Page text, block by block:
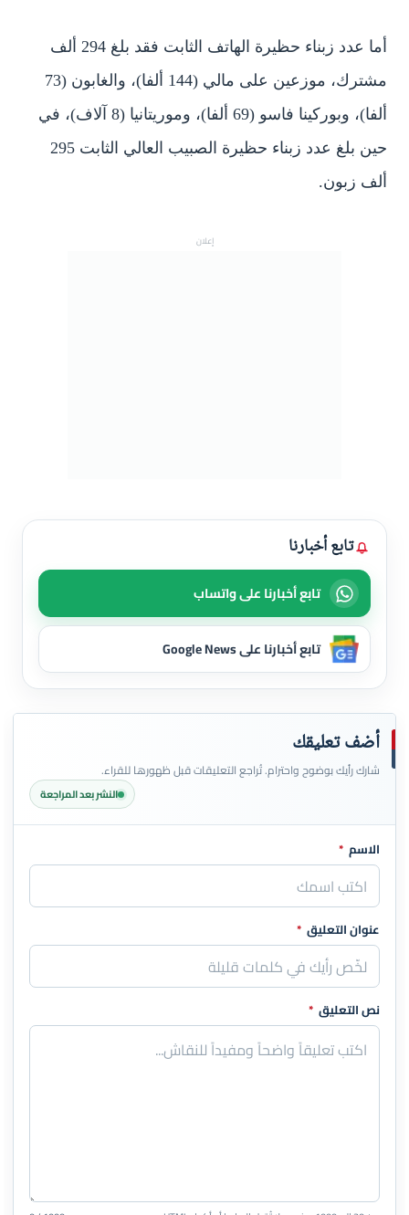
أما عدد زبناء حظيرة الهاتف الثابت فقد بلغ 294 ألف
مشترك، موزعين على مالي (144 ألفا)، والغابون (73
ألفا)، وبوركينا فاسو (69 ألفا)، وموريتانيا (8 آلاف)، في
حين بلغ عدد زبناء حظيرة الصبيب العالي الثابت 295
ألف زبون.
إعلان
تابع أخبارنا
تابع أخبارنا على واتساب
تابع أخبارنا على Google News
أضف تعليقك
شارك رأيك بوضوح واحترام. تُراجع التعليقات قبل ظهورها للقراء.
النشر بعد المراجعة
اترك هذا الحقل فارغاً
الاسم *
عنوان التعليق *
نص التعليق *